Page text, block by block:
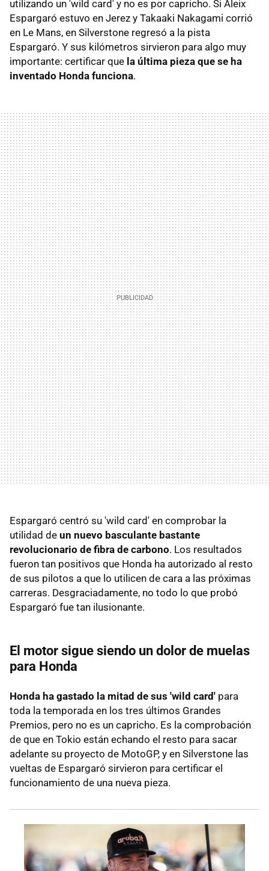
utilizando un 'wild card' y no es por capricho. Si Aleix
Espargaró estuvo en Jerez y Takaaki Nakagami corrió
en Le Mans, en Silverstone regresó a la pista
Espargaró. Y sus kilómetros sirvieron para algo muy
importante: certificar que la última pieza que se ha
inventado Honda funciona.
Espargaró centró su 'wild card' en comprobar la
utilidad de un nuevo basculante bastante
revolucionario de fibra de carbono. Los resultados
fueron tan positivos que Honda ha autorizado al resto
de sus pilotos a que lo utilicen de cara a las próximas
carreras. Desgraciadamente, no todo lo que probó
Espargaró fue tan ilusionante.
El motor sigue siendo un dolor de muelas
para Honda
Honda ha gastado la mitad de sus 'wild card' para
toda la temporada en los tres últimos Grandes
Premios, pero no es un capricho. Es la comprobación
de que en Tokio están echando el resto para sacar
adelante su proyecto de MotoGP, y en Silverstone las
vueltas de Espargaró sirvieron para certificar el
funcionamiento de una nueva pieza.